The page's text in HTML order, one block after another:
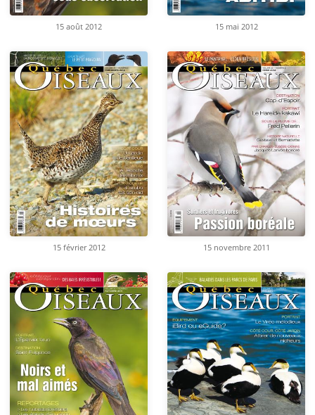
15 août 2012 15 mai 2012
15 février 2012 15 novembre 2011